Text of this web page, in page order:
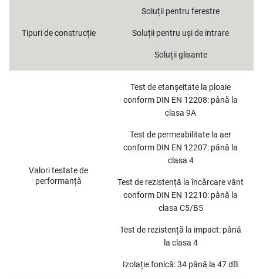
Tipuri de construcție
Soluții pentru ferestre
Soluții pentru uși de intrare
Soluții glisante
Valori testate de
performanță
Test de etanșeitate la ploaie
conform DIN EN 12208: până la
clasa 9A
Test de permeabilitate la aer
conform DIN EN 12207: până la
clasa 4
Test de rezistență la încărcare vânt
conform DIN EN 12210: până la
clasa C5/B5
Test de rezistență la impact: până
la clasa 4
Izolație fonică: 34 până la 47 dB